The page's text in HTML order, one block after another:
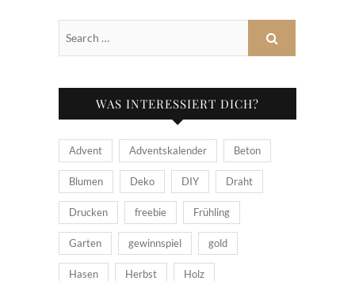
WAS INTERESSIERT DICH?
Advent Adventskalender Beton
Blumen Deko DIY Draht
Drucken freebie Frühling
Garten gewinnspiel gold
Hasen Herbst Holz